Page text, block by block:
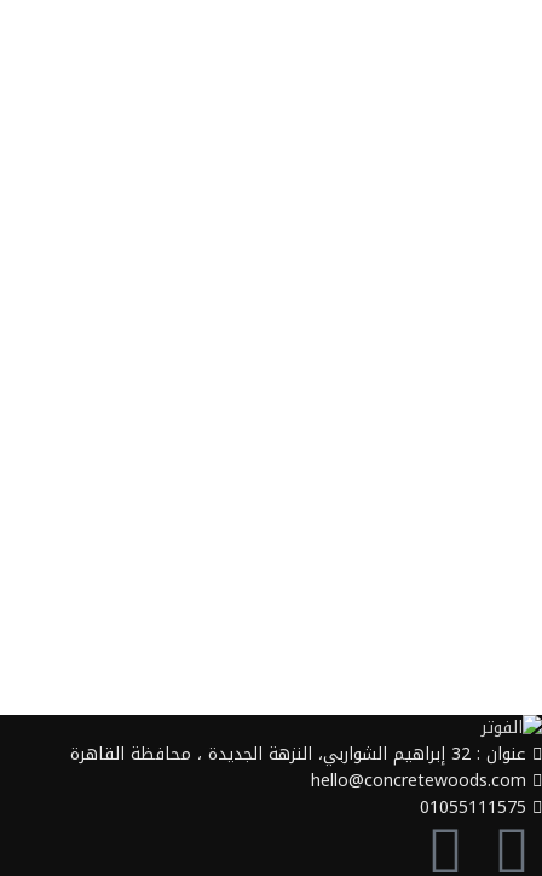
عنوان : 32 إبراهيم الشواربي، النزهة الجديدة ، محافظة القاهرة
hello@concretewoods.com
01055111575